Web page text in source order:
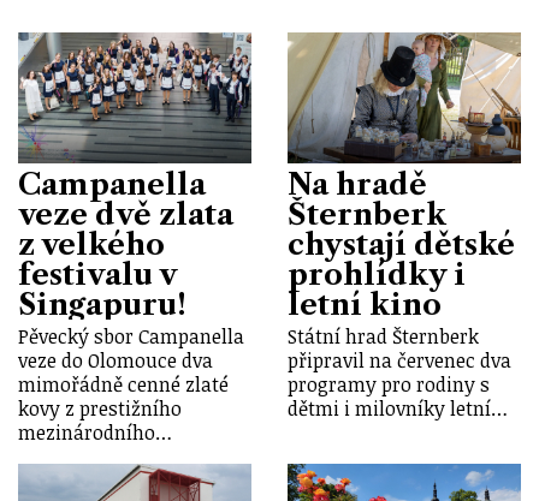
Campanella
veze dvě zlata
z velkého
festivalu v
Singapuru!
Pěvecký sbor Campanella
veze do Olomouce dva
mimořádně cenné zlaté
kovy z prestižního
mezinárodního…
Na hradě
Šternberk
chystají dětské
prohlídky i
letní kino
Státní hrad Šternberk
připravil na červenec dva
programy pro rodiny s
dětmi i milovníky letní…